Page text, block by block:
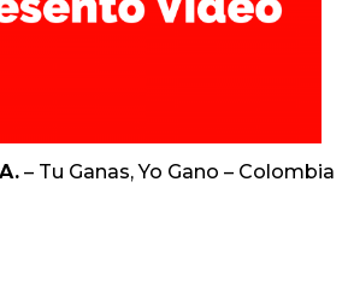
– Tu Ganas, Yo Gano – Colombia